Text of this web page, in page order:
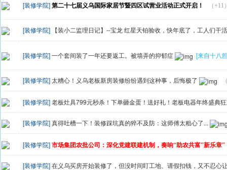
[装修学院]第二十七届义乌国际家居节暨四区试营业活动正式开启！ （+11
[装修学院] 【装小二监理日记】--宝龙 红星天铂验收，快年底了，工人们干
[装修学院]一个套间装了一年还要返工。被墙弄的抑郁症 [来自十八
[装修学院]太糟心！义乌老板新房装修纷纷遇到这种事，后悔极了
[装修学院]老板灶具799元秒杀！下单砸金蛋！送好礼！老板电器年终盛典
[装修学院]真得吐槽一下！装修踩坑真的猝不及防：这师傅太粗心了...
[装修学院]市场集团农批公司：深化党建联建机制，奏响“助农共富”新乐章”
[装修学院]在义乌买房开始装修了，但没时间盯工地、请假扣钱，又不忍心